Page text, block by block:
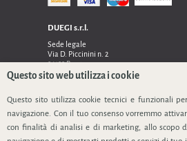
DUEGI s.r.l.
Sede legale
Via D. Piccinini n. 2
24122 Bergamo
Sede operativa e amministrativa:
24048 Treviolo (Bg)
TEL 0354128024, FAX 0354129132
P.IVA 03535240166
SEGUICI
Questo sito web utilizza i cookie
Questo sito utilizza cookie tecnici e funzionali
navigazione. Con il tuo consenso vorremmo
con finalità di analisi e di marketing, allo scopo